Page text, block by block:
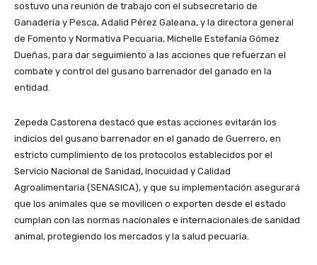
sostuvo una reunión de trabajo con el subsecretario de
Ganadería y Pesca, Adalid Pérez Galeana, y la directora general
de Fomento y Normativa Pecuaria, Michelle Estefanía Gómez
Dueñas, para dar seguimiento a las acciones que refuerzan el
combate y control del gusano barrenador del ganado en la
entidad.
Zepeda Castorena destacó que estas acciones evitarán los
indicios del gusano barrenador en el ganado de Guerrero, en
estricto cumplimiento de los protocolos establecidos por el
Servicio Nacional de Sanidad, Inocuidad y Calidad
Agroalimentaria (SENASICA), y que su implementación asegurará
que los animales que se movilicen o exporten desde el estado
cumplan con las normas nacionales e internacionales de sanidad
animal, protegiendo los mercados y la salud pecuaria.